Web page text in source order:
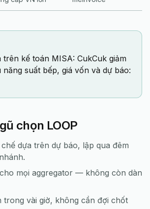
kế toán MISA: CukCuk giảm
năng suất bếp, giá vốn và dự báo:
chọn LOOP
dựa trên dự báo, lập qua đêm
mọi aggregator — không còn dàn
trong vài giờ, không cần đợi chốt